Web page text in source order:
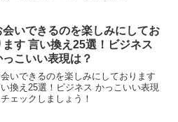
会いできるのを楽しみにしてお
ます 言い換え25選！ビジネス
っこいい表現は？
いできるのを楽しみにしております
換え25選！ビジネス かっこいい表現
ェックしましょう！